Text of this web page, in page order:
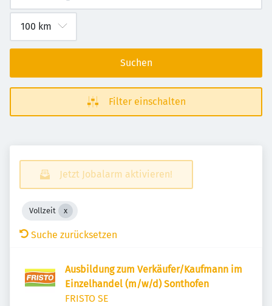
Suchen
Filter einschalten
Jetzt Jobalarm aktivieren!
Vollzeit
Suche zurücksetzen
Ausbildung zum Verkäufer/Kaufmann im
Einzelhandel (m/w/d) Sonthofen
FRISTO SE